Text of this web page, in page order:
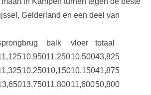
Gelderland en een deel van
brug balk vloer
totaal
10,95011,25010,50043,825
10,25010,15010,15041,875
13,75011,80011,60050,800